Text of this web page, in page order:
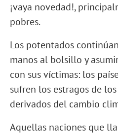
¡vaya novedad!,
pobres.
Los potentados
manos al bolsillo y
con sus víctimas: los
sufren los estragos de
derivados del cambio
Aquellas naciones que